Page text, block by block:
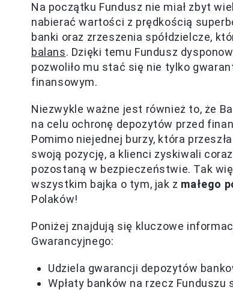
Na początku Fundusz nie miał zbyt
nabierać wartości z prędkością
banki oraz zrzeszenia spółdzielcze,
balans. Dzięki temu Fundusz
pozwoliło mu stać się nie tylko
finansowym.
Niezwykle ważne jest również to, że
na celu ochronę depozytów przed
Pomimo niejednej burzy, która
swoją pozycję, a klienci zyskiwali
pozostaną w bezpieczeństwie. Tak
wszystkim bajka o tym, jak z małego
Polaków!
Poniżej znajdują się kluczowe
Gwarancyjnego:
Udziela gwarancji depozytów
Wpłaty banków na rzecz Funduszu